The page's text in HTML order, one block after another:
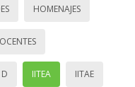
HOMENAJES
IITEA IITAE